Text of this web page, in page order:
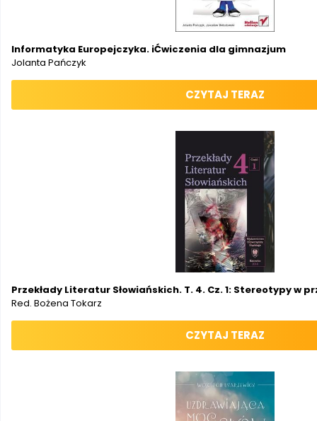
Informatyka Europejczyka. iĆwiczenia dla gimnazjum
Jolanta Pańczyk
CZYTAJ TERAZ
Przekłady Literatur Słowiańskich. T. 4. Cz. 1: Stereotypy w
Red. Bożena Tokarz
CZYTAJ TERAZ